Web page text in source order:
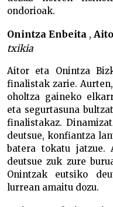
ondorioak.
Onintza Enbeita ,
txikia
Aitor eta Onintza
finalistak zarie.
oholtza gaineko
eta segurtasuna
finalistakaz.
deutsue, konfiantza
batera tokatu jatzue.
deutsue zuk zure
Onintzak eutsiko
lurrean amaitu dozu.